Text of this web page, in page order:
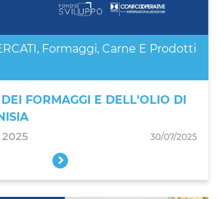
, Formaggi, Carne E Prodotti
DEI FORMAGGI E DELL'OLIO DI
2025
30/07/2025